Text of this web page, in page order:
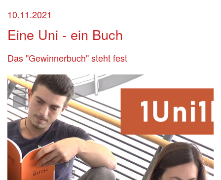
10.11.2021
Eine Uni - ein Buch
Das "Gewinnerbuch" steht fest